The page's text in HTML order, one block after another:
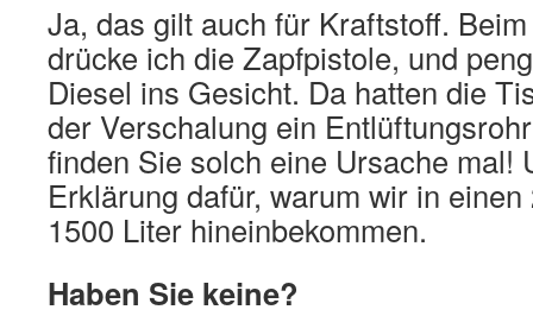
Ja, das gilt auch für Kraftstoff.
drücke ich die Zapfpistole, und
Diesel ins Gesicht. Da hatten die
der Verschalung ein
finden Sie solch eine Ursache mal!
Erklärung dafür, warum wir in
1500 Liter hineinbekommen.
Haben Sie keine?